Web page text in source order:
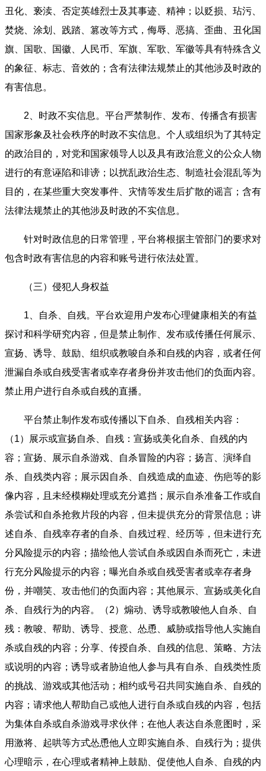
丑化、亵渎、否定英雄烈士及其事迹、精神；以贬损、玷污、
焚烧、涂划、践踏、篡改等方式，侮辱、恶搞、歪曲、丑化国
旗、国歌、国徽、人民币、军旗、军歌、军徽等具有特殊含义
的象征、标志、音效的；含有法律法规禁止的其他涉及时政的
有害信息。
2、时政不实信息。平台严禁制作、发布、传播含有损害
国家形象及社会秩序的时政不实信息。个人或组织为了其特定
的政治目的，对党和国家领导人以及具有政治意义的公众人物
进行的有意诬陷和诽谤；以扰乱政治生态、制造社会混乱等为
目的，在某些重大突发事件、灾情等发生后扩散的谣言；含有
法律法规禁止的其他涉及时政的不实信息。
针对时政信息的日常管理，平台将根据主管部门的要求对
包含时政有害信息的内容和账号进行依法处置。
（三）侵犯人身权益
1、自杀、自残。平台欢迎用户发布心理健康相关的有益
探讨和科学研究内容，但是禁止制作、发布或传播任何展示、
宣扬、诱导、鼓励、组织或教唆自杀和自残的内容，或者任何
泄漏自杀或自残受害者或幸存者身份并攻击他们的负面内容。
禁止用户进行自杀或自残的直播。
平台禁止制作发布或传播以下自杀、自残相关内容：
（1）展示或宣扬自杀、自残：宣扬或美化自杀、自残的内
容；宣扬、展示自杀游戏、自杀冒险的内容；扬言、演绎自
杀、自残类内容；展示因自杀、自残造成的血迹、伤疤等的影
像内容，且未经模糊处理或充分遮挡；展示自杀准备工作或自
杀尝试和自杀抢救片段的内容，但未提供充分的背景信息；讲
述自杀、自残幸存者的自杀、自残过程、经历等，但未进行充
分风险提示的内容；描绘他人尝试自杀或因自杀而死亡，未进
行充分风险提示的内容；曝光自杀或自残受害者或幸存者身
份，并嘲笑、攻击他们的负面内容；其他展示、宣扬或美化自
杀、自残行为的内容。（2）煽动、诱导或教唆他人自杀、自
残：教唆、帮助、诱导、授意、怂恿、威胁或指导他人实施自
杀或自残的内容；分享、传授自杀、自残的信息、策略、方法
或说明的内容；诱导或者胁迫他人参与具有自杀、自残类性质
的挑战、游戏或其他活动；相约或号召共同实施自杀、自残的
内容；请求他人帮助自己或他人进行自杀或自残的内容，包括
为集体自杀或自杀游戏寻求伙伴；在他人表达自杀意图时，采
用激将、起哄等方式怂恿他人立即实施自杀、自残行为；提供
心理暗示，在心理或者精神上鼓励、促使他人自杀、自残的内